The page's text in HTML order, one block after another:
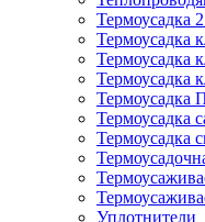
Термоусадка
Термоусадка
Термоусадка
Термоусадка
Термоусадка
Термоусадка
Термоусадка
Уплотнители